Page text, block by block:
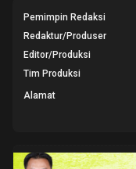
Pemimpin Redaksi
Redaktur/Produser
Editor/Produksi
Tim Produksi
Alamat